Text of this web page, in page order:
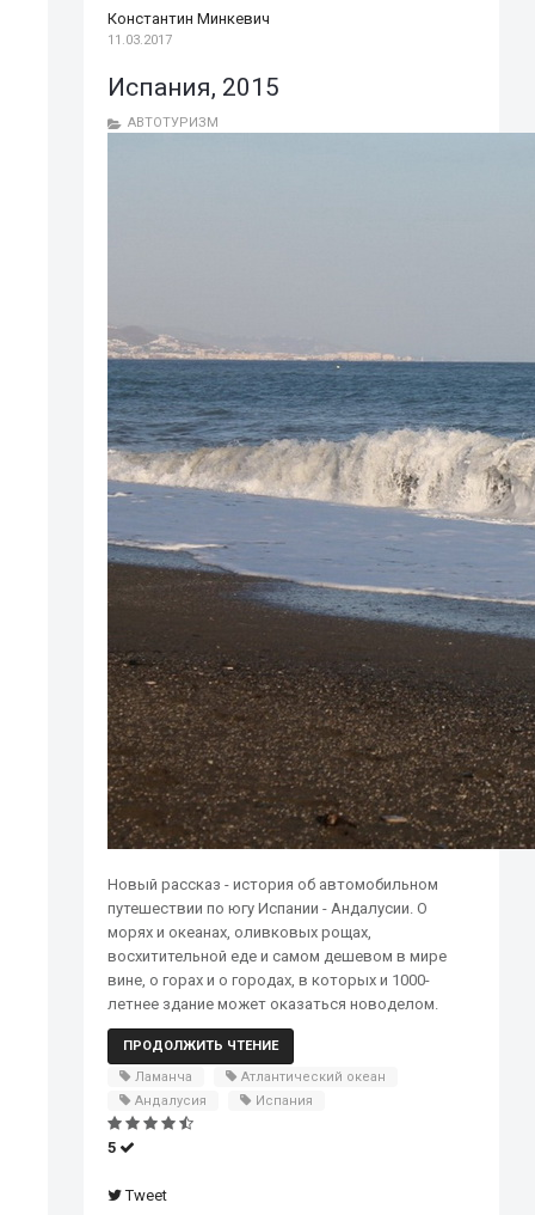
Константин Минкевич
11.03.2017
Испания, 2015
АВТОТУРИЗМ
Новый рассказ - история об автомобильном
путешествии по югу Испании - Андалусии. О
морях и океанах, оливковых рощах,
восхитительной еде и самом дешевом в мире
вине, о горах и о городах, в которых и 1000-
летнее здание может оказаться новоделом.
ПРОДОЛЖИТЬ ЧТЕНИЕ
Ламанча
Атлантический океан
Андалусия
Испания
5
Tweet